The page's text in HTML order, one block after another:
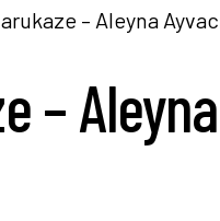
– Aleyna
–